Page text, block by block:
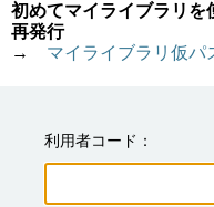
初めてマイライブラリを
再発行
→ マイライブラリ仮パ
利用者コード